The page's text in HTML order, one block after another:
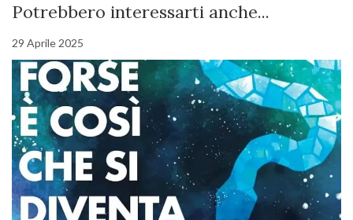
Potrebbero interessarti anche...
29 Aprile 2025